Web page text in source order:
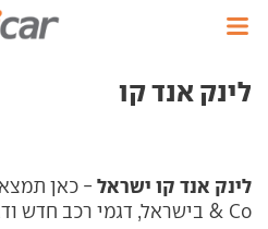
לינק אנד קו
לינק אנד קו ישראל
& Co בישראל, דגמי רכב חדש ודגמי רכב יד שניה.